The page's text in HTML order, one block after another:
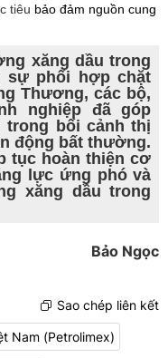
tiêu bảo đảm nguồn cung
xăng dầu trong
sự phối hợp chặt
Thương, các bộ,
nghiệp đã góp
trong bối cảnh thị
động bất thường.
tục hoàn thiện cơ
lực ứng phó và
xăng dầu trong
Bảo Ngọc
Sao chép liên kết
Nam (Petrolimex)